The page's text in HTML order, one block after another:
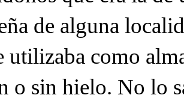
de alguna
utilizaba como
o sin hielo. No lo